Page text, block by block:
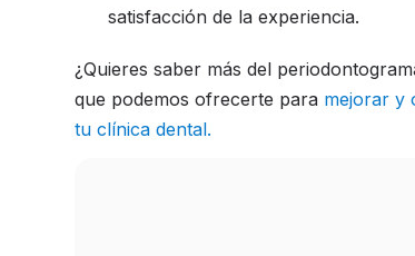
satisfacción de la experiencia.
¿Quieres saber más del
que podemos ofrecerte para mejorar y
tu clínica dental.